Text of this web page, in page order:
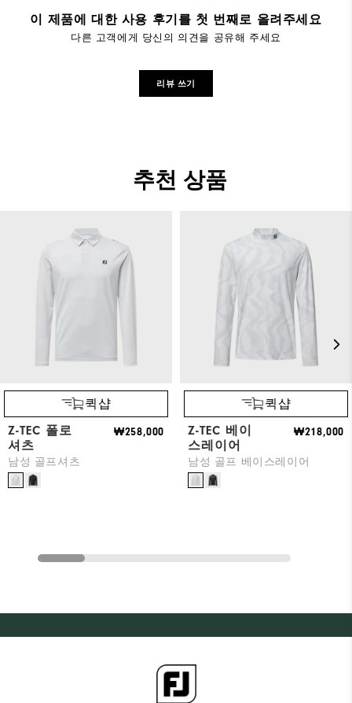
이 제품에 대한 사용 후기를 첫 번째로 올려주세요
다른 고객에게 당신의 의견을 공유해 주세요
리뷰 쓰기
추천 상품
퀵샵
Z-TEC 폴로
셔츠
남성 골프셔츠
₩258,000
퀵샵
Z-TEC 베이
스레이어
남성 골프 베이스레이어
₩218,000